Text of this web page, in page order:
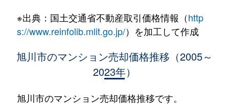
錦町
850万円 旭川 徒歩45分
1,700万円
北門町
1,700万円 旭川 徒歩45分
※出典：国土交通省不動産取引価格情報（http
s://www.reinfolib.mlit.go.jp/）を加工して作成
旭川市のマンション売却価格推移（2005～
2023年）
旭川市のマンション売却価格推移です。